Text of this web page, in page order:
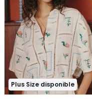
Plus Size disponible